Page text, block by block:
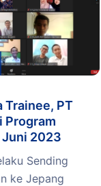
PT
2023
Sending
ke Jepang